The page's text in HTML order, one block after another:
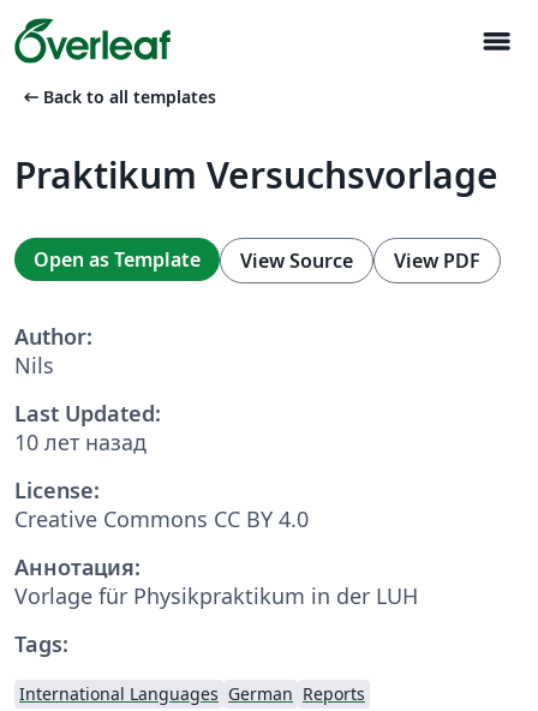
menu
arrow_left_alt Back to all templates
Praktikum Versuchsvorlage
Open as Template View Source View PDF
Author:
Nils
Last Updated:
10 лет назад
License:
Creative Commons CC BY 4.0
Аннотация:
Vorlage für Physikpraktikum in der LUH
Tags:
International Languages German Reports